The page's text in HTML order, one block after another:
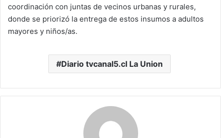
coordinación con juntas de vecinos urbanas y rurales,
donde se priorizó la entrega de estos insumos a adultos
mayores y niños/as.
Diario tvcanal5.cl La Union